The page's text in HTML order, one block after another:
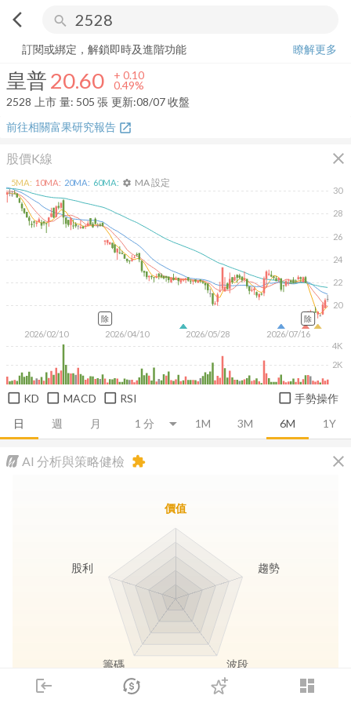
arrow_back_ios search
login dashboard
市場 登入
皇普 20.60+ 0.49%
訂閱或綁定，解鎖即時及進階功能
瞭解更多
皇普20.60 + 0.10
0.49%
2528
上市 量: 505 張 更新:08/07 收盤
前往相關富果研究報告 open_in_new
股價K線 close
日 週 月 1M 3M 6M 1Y
2026/02/10 2026/04/10 2026/05/28 2026/07/16
20
22
24
26
28
30
2K
4K
5MA: 10MA: 20MA: 60MA: settings MA 設定
除 除
KD MACD RSI 手勢操作
AI 分析與策略健檢 close
extension
價值
趨勢
波段
籌碼
股利